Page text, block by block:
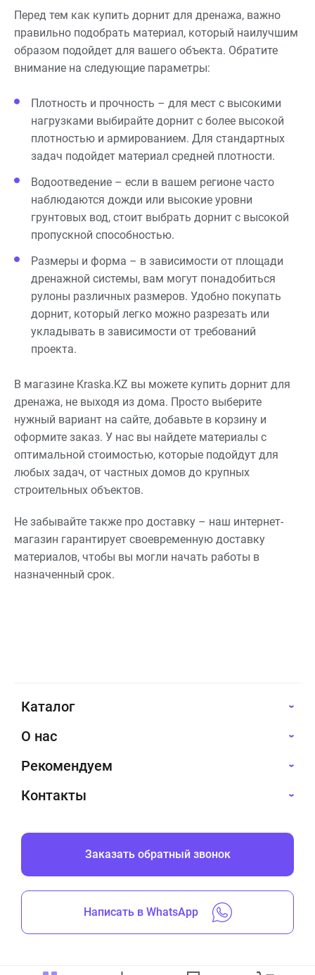
Перед тем как купить дорнит для дренажа, важно
правильно подобрать материал, который наилучшим
образом подойдет для вашего объекта. Обратите
внимание на следующие параметры:
Плотность и прочность – для мест с высокими
нагрузками выбирайте дорнит с более высокой
плотностью и армированием. Для стандартных
задач подойдет материал средней плотности.
Водоотведение – если в вашем регионе часто
наблюдаются дожди или высокие уровни
грунтовых вод, стоит выбрать дорнит с высокой
пропускной способностью.
Размеры и форма – в зависимости от площади
дренажной системы, вам могут понадобиться
рулоны различных размеров. Удобно покупать
дорнит, который легко можно разрезать или
укладывать в зависимости от требований
проекта.
В магазине Kraska.KZ вы можете купить дорнит для
дренажа, не выходя из дома. Просто выберите
нужный вариант на сайте, добавьте в корзину и
оформите заказ. У нас вы найдете материалы с
оптимальной стоимостью, которые подойдут для
любых задач, от частных домов до крупных
строительных объектов.
Не забывайте также про доставку – наш интернет-
магазин гарантирует своевременную доставку
материалов, чтобы вы могли начать работы в
назначенный срок.
Каталог
О нас
Рекомендуем
Контакты
Заказать обратный звонок
Написать в WhatsApp